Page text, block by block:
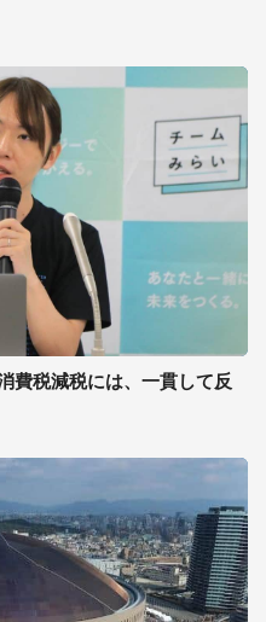
費税減税には、一貫して反